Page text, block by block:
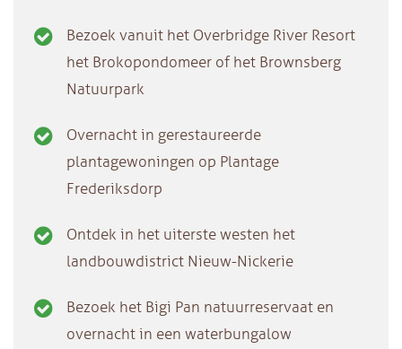
Bezoek vanuit het Overbridge River Resort
het Brokopondomeer of het Brownsberg
Natuurpark
Overnacht in gerestaureerde
plantagewoningen op Plantage
Frederiksdorp
Ontdek in het uiterste westen het
landbouwdistrict Nieuw-Nickerie
Bezoek het Bigi Pan natuurreservaat en
overnacht in een waterbungalow